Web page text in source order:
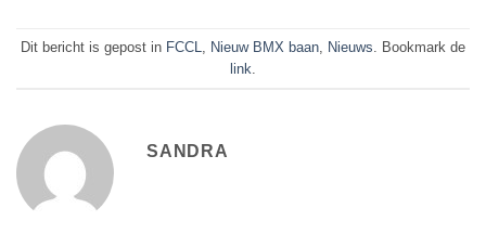
Dit bericht is gepost in FCCL Nieuw BMX baan Nieuws . Bookmark de
link
SANDRA